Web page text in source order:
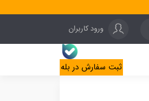
ورود کاربران
ثبت سفارش در بله